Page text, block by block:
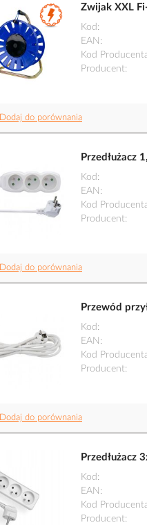
Zwijak XXL
Kod
EAN
Kod
Producent
Dodaj do porównania
Przedłużacz
Kod
EAN
Kod
Producent
Dodaj do porównania
Przewód
Kod
EAN
Kod
Producent
Dodaj do porównania
Przedłużacz
Kod
EAN
Kod
Producent